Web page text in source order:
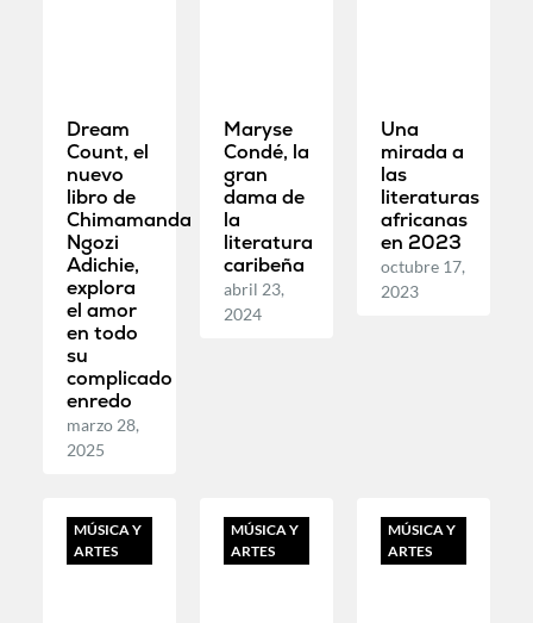
Dream
Count, el
nuevo
libro de
Chimamanda
Ngozi
Adichie,
explora
el amor
en todo
su
complicado
enredo
marzo 28,
2025
Maryse
Condé, la
gran
dama de
la
literatura
caribeña
abril 23,
2024
Una
mirada a
las
literaturas
africanas
en 2023
octubre 17,
2023
MÚSICA Y
ARTES
MÚSICA Y
ARTES
MÚSICA Y
ARTES